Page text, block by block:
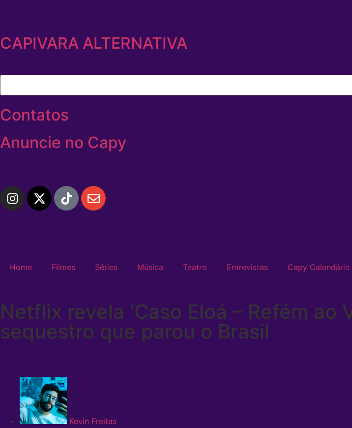
CAPIVARA ALTERNATIVA
Contatos
Anuncie no Capy
Home Filmes Séries Música Teatro Entrevistas Capy Calendário
Netflix revela ‘Caso Eloá – Refém ao
sequestro que parou o Brasil
Kevin Freitas